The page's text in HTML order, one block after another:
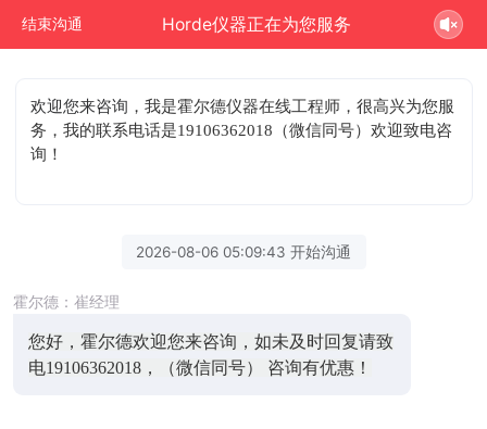
结束沟通 Horde仪器正在为您服务
欢迎您来咨询 ，我是霍尔德仪器在线工程师，很高兴为您服
务，我的联系电话是19106362018（微信同号）欢迎致电咨
询！
2026-08-06 05:09:43 开始沟通
霍尔德：崔经理
您好，霍尔德欢迎您来咨询，如未及时回复请致
电19106362018，（微信同号） 咨询有优惠！